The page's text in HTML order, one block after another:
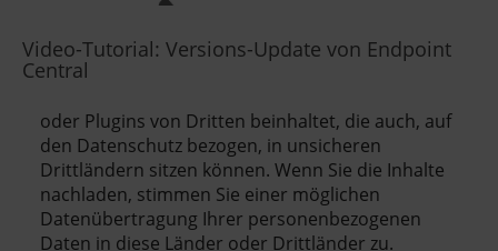
Video-Tutorial: Versions-Update von Endpoint
Central